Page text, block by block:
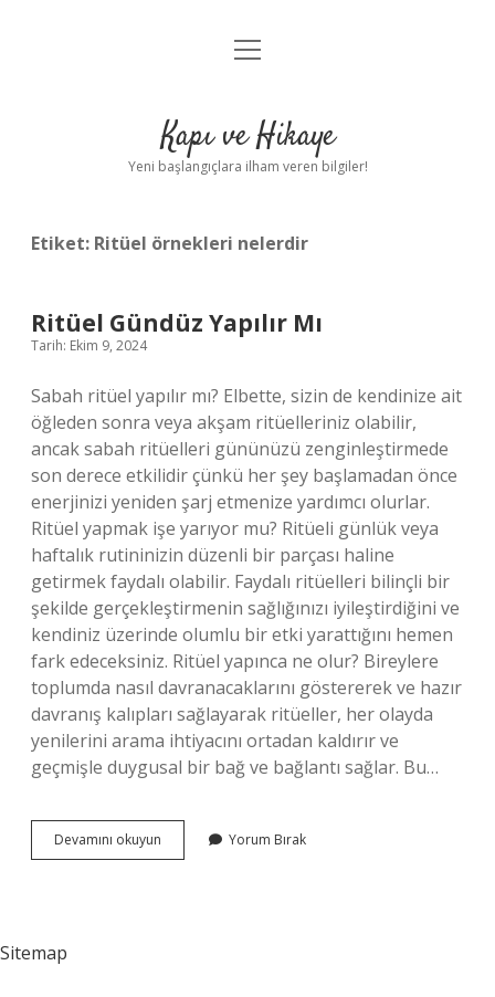
Anasayfa
Yasal Uyarı
menüyü
Kapı ve Hikaye
Yeni başlangıçlara ilham veren bilgiler!
Etiket: Ritüel örnekleri nelerdir
Ritüel Gündüz Yapılır Mı
Tarih: Ekim 9, 2024
Sabah ritüel yapılır mı? Elbette, sizin de kendinize ait
öğleden sonra veya akşam ritüelleriniz olabilir,
ancak sabah ritüelleri gününüzü zenginleştirmede
son derece etkilidir çünkü her şey başlamadan önce
enerjinizi yeniden şarj etmenize yardımcı olurlar.
Ritüel yapmak işe yarıyor mu? Ritüeli günlük veya
haftalık rutininizin düzenli bir parçası haline
getirmek faydalı olabilir. Faydalı ritüelleri bilinçli bir
şekilde gerçekleştirmenin sağlığınızı iyileştirdiğini ve
kendiniz üzerinde olumlu bir etki yarattığını hemen
fark edeceksiniz. Ritüel yapınca ne olur? Bireylere
toplumda nasıl davranacaklarını göstererek ve hazır
davranış kalıpları sağlayarak ritüeller, her olayda
yenilerini arama ihtiyacını ortadan kaldırır ve
geçmişle duygusal bir bağ ve bağlantı sağlar. Bu…
Devamını okuyun
Gündüz
Yorum Bırak
Sitemap